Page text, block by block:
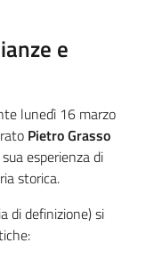
e
lunedì 16 marzo
Pietro Grasso
esperienza di
storica.
di definizione) si